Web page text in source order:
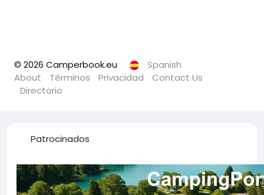
© 2026 Camperbook.eu
Spanish
About
Términos Privacidad
Contact Us
Directorio
Patrocinados